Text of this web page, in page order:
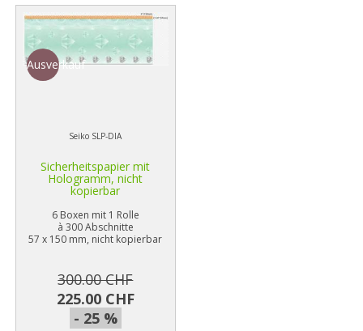
Ausverkauf
Seiko SLP-DIA
Sicherheitspapier mit
Hologramm, nicht
kopierbar
6 Boxen mit 1 Rolle
à 300 Abschnitte
57 x 150 mm, nicht kopierbar
300.00 CHF
225.00 CHF
- 25 %